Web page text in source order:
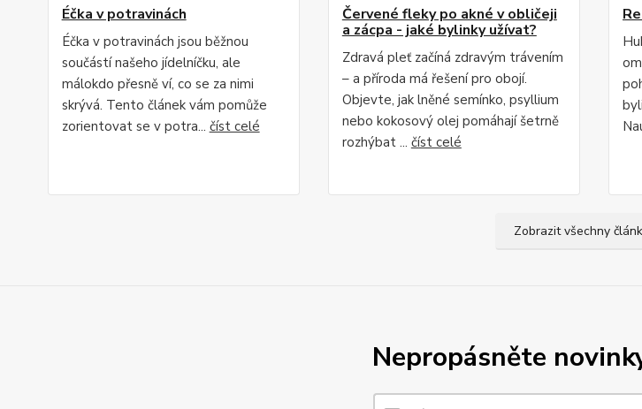
Éčka v potravinách
Éčka v potravinách jsou běžnou
součástí našeho jídelníčku, ale
málokdo přesně ví, co se za nimi
skrývá. Tento článek vám pomůže
zorientovat se v potra... číst celé
Červené fleky po akné v obličeji
a zácpa - jaké bylinky užívat?
Zdravá pleť začíná zdravým trávením
– a příroda má řešení pro obojí.
Objevte, jak lněné semínko, psyllium
nebo kokosový olej pomáhají šetrně
rozhýbat ... číst celé
Zobrazit všechny
Nepropásněte